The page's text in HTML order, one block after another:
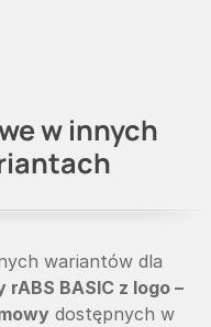
w innych
wariantów dla
BASIC z logo –
dostępnych w